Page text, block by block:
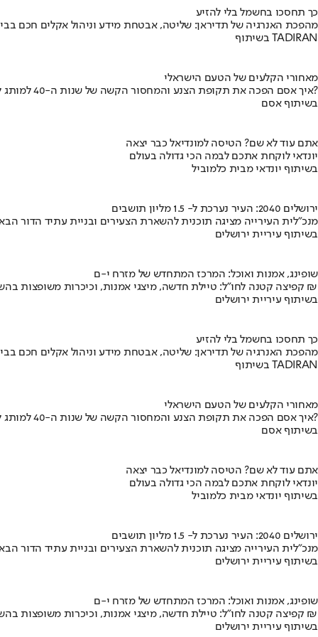
כך תחסכו בחשמל בלי להזיע
מהפכת האנרגיה של תדיראן: שליטה, אבטחת מידע וניהול אקלים חכם
בשיתוף TADIRAN
מאחורי הקלעים של הטעם הישראלי
איך אסם הפכה את תקופת הצנע והמחסור הקשה של שנות ה-40 למותג לאומי?
בשיתוף אסם
אתם עוד לא שם? הטיסה למונדיאל כבר יצאה
יונדאי לוקחת אתכם לבמה הכי גדולה בעולם
בשיתוף יונדאי מבית כלמוביל
ירושלים 2040: העיר נערכת ל- 1.5 מליון תושבים
מנכ"לית העירייה מציגה תוכנית להשארת הצעירים ובניית עתיד הדור
בשיתוף עיריית ירושלים
שופינג, אמנות ואוכל: המרכז המתחדש של מזרח י-ם
קפיצה קטנה לחו"ל: טיילת חדשה, מיצגי אמנות, וכיכרות משופצות בהשקעה של 100 מיליון ₪
בשיתוף עיריית ירושלים
כך תחסכו בחשמל בלי להזיע
מהפכת האנרגיה של תדיראן: שליטה, אבטחת מידע וניהול אקלים חכם
בשיתוף TADIRAN
מאחורי הקלעים של הטעם הישראלי
איך אסם הפכה את תקופת הצנע והמחסור הקשה של שנות ה-40 למותג לאומי?
בשיתוף אסם
אתם עוד לא שם? הטיסה למונדיאל כבר יצאה
יונדאי לוקחת אתכם לבמה הכי גדולה בעולם
בשיתוף יונדאי מבית כלמוביל
ירושלים 2040: העיר נערכת ל- 1.5 מליון תושבים
מנכ"לית העירייה מציגה תוכנית להשארת הצעירים ובניית עתיד הדור
בשיתוף עיריית ירושלים
שופינג, אמנות ואוכל: המרכז המתחדש של מזרח י-ם
קפיצה קטנה לחו"ל: טיילת חדשה, מיצגי אמנות, וכיכרות משופצות בהשקעה של 100 מיליון ₪
בשיתוף עיריית ירושלים